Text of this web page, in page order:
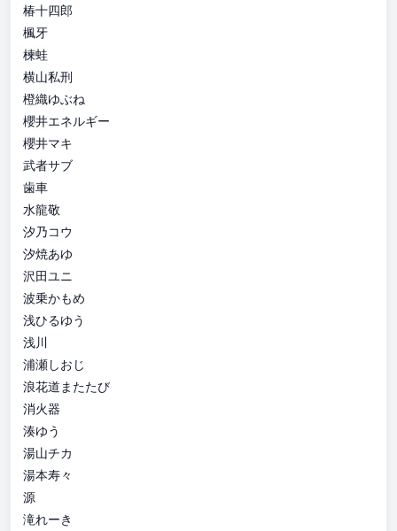
椿十四郎
楓牙
楝蛙
横山私刑
橙織ゆぶね
櫻井エネルギー
櫻井マキ
武者サブ
歯車
水龍敬
汐乃コウ
汐焼あゆ
沢田ユニ
波乗かもめ
浅ひるゆう
浅川
浦瀬しおじ
浪花道またたび
消火器
湊ゆう
湯山チカ
湯本寿々
源
滝れーき